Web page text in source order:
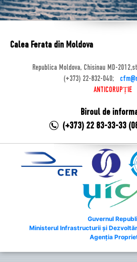
Calea Ferata din Moldova
Republica Moldova, Chisinau MD-
(+373) 22-832-040;
ANTICORUPȚIE
Biroul de
(+373) 22 83-33-33
Guvernul
Ministerul Infrastructurii și
Agenția